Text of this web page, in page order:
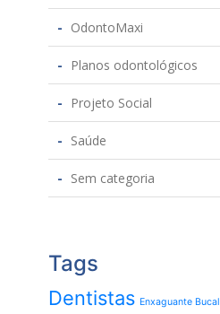
OdontoMaxi
Planos odontológicos
Projeto Social
Saúde
Sem categoria
Tags
Dentistas Enxaguante Bucal